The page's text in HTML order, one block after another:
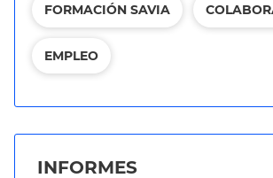
FORMACIÓN SAVIA
EMPLEO
INFORMES